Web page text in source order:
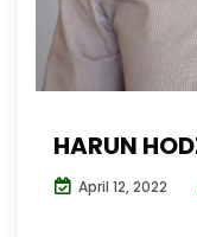
HARUN
April 12, 2022